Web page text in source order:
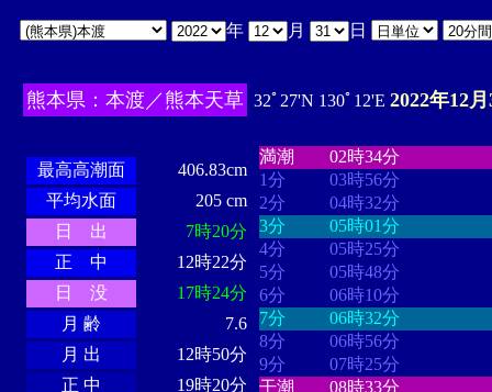
年 月 日
熊本県：本渡／熊本天草 32ﾟ27'N 130ﾟ12'E 2022年12
最高高潮面
406.83cm
平均水面
205 cm
日 出
7時20分
正 中
12時22分
日 没
17時24分
月 齢
7.6
月 出
12時50分
正 中
19時20分
満潮
02時34分
1分
03時56分
2分
04時32分
3分
05時01分
4分
05時25分
5分
05時48分
6分
06時10分
7分
06時32分
8分
06時56分
9分
07時25分
干潮
08時33分